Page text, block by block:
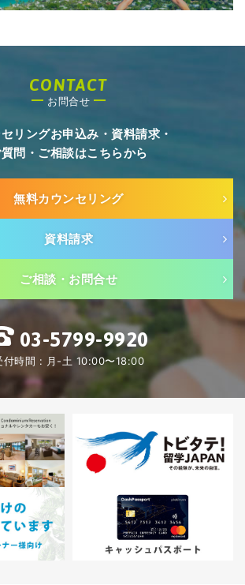
CONTACT
お問合せ
リングお申込み・資料請求・
問・ご相談はこちらから
無料カウンセリング
資料請求
ご相談・お問合せ
03-5799-9920
付時間 : 月-土 10:00〜18:00